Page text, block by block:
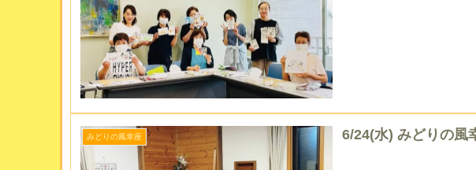
みどりの風幸座 6/24(水) みどりの風